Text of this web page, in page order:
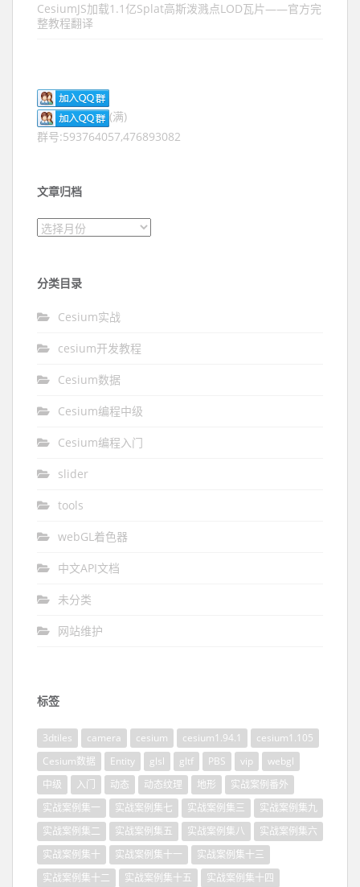
CesiumJS加载1.1亿Splat高斯泼溅点LOD瓦片——官方完
整教程翻译
(满)
群号:593764057,476893082
文章归档
文章归档
分类目录
Cesium实战
cesium开发教程
Cesium数据
Cesium编程中级
Cesium编程入门
slider
tools
webGL着色器
中文API文档
未分类
网站维护
标签
3dtiles camera cesium cesium1.94.1
cesium1.105
Cesium数据
Entity glsl gltf PBS vip
webgl
中级
入门 动态 动态纹理 地形
实战案例番外
实战案例集一
实战案例集七 实战案例集三
实战案例集九
实战案例集二
实战案例集五 实战案例集八
实战案例集六
实战案例集十
实战案例集十一
实战案例集十三
实战案例集十二
实战案例集十五
实战案例集十四